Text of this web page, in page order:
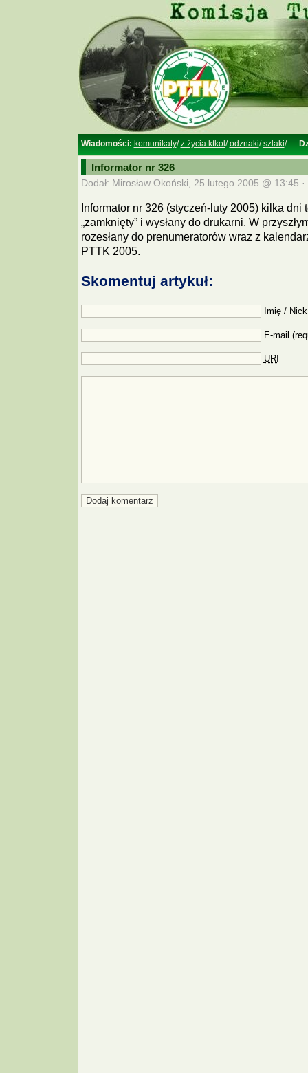
Wiadomości: komunikaty/z życia ktkol /odznaki/szlaki/
Informator nr 326
Dodał: Mirosław Okoński, 25 lutego 2005 @ 13:45
Informator nr 326 (styczeń-luty 2005) kilka dni
„zamknięty” i wysłany do drukarni. W
rozesłany do prenumeratorów wraz z
PTTK 2005.
Skomentuj artykuł:
Imię /
E-mail
URI